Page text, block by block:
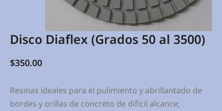
Disco Diaflex (Grados 50 al 3500)
$350.00
Resinas ideales para el pulimiento y abrillantado de
bordes y orillas de concreto de difícil alcance;